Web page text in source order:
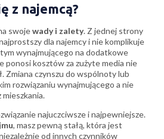
z najemcą?
swojewady i zalety. Z jednej strony
dla najemcy i nie komplikuje
wynajmującego na dodatkowe
ponosi kosztów za zużyte media nie
Zmiana czynszu do wspólnoty lub
rozwiązaniu wynajmującego a nie
najuczciwsze i najpewniejsze.
, masz pewną stałą, która jest
od innych czynników